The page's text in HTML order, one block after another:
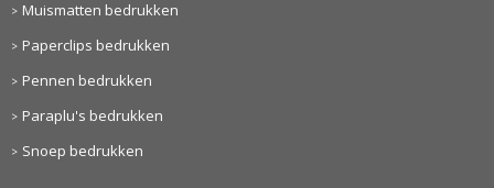
Muismatten bedrukken
Paperclips bedrukken
Pennen bedrukken
Paraplu's bedrukken
Snoep bedrukken